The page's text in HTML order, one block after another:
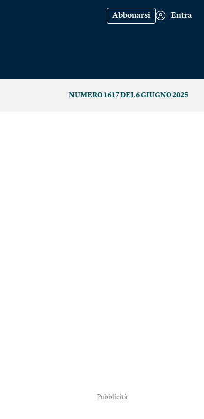
Abbonarsi Entra
NUMERO 1617 DEL 6 GIUGNO 2025
Pubblicità